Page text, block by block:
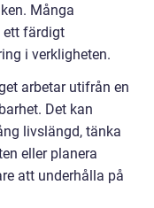
Många
ett färdigt
i verkligheten.
arbetar utifrån en
Det kan
livslängd, tänka
eller planera
att underhålla på